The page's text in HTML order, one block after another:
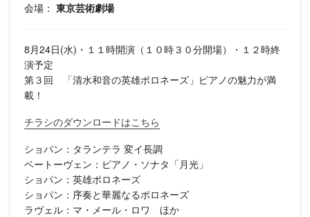
会場： 東京芸術劇場
8月24日(水)・１１時開演（１０時３０分開場）・１２時終
演予定
第３回 「清水和音の英雄ポロネーズ」ピアノの魅力が満
載！
チラシのダウンロードはこちら
ショパン：タランテラ 変イ長調
ベートーヴェン：ピアノ・ソナタ「月光」
ショパン：英雄ポロネーズ
ショパン：序奏と華麗なるポロネーズ
ラヴェル：マ・メール・ロワ ほか